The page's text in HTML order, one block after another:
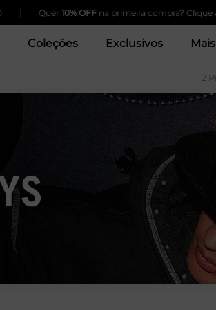
Quer10% OFFna primeira compra? Clique
Coleções Exclusivos
2